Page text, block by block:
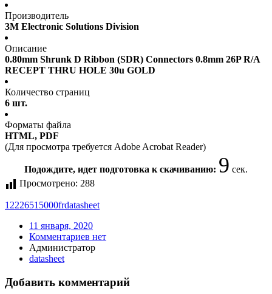
Производитель
3M Electronic Solutions Division
Описание
0.80mm Shrunk D Ribbon (SDR) Connectors 0.8mm 26P R/A
RECEPT THRU HOLE 30u GOLD
Количество страниц
6 шт.
Форматы файла
HTML, PDF
(Для просмотра требуется Adobe Acrobat Reader)
Подождите, идет подготовка к скачиванию: 9 сек.
Просмотрено: 288
12226515000frdatasheet
11 января, 2020
Комментариев нет
Администратор
datasheet
Добавить комментарий